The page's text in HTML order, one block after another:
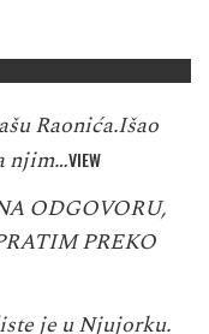
Raonića.Išao
njim…VIEW
ODGOVORU,
PREKO
je u Njujorku.